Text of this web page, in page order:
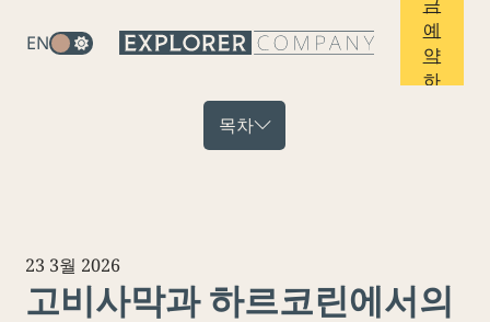
EN
예
약
하
목차
고비사막과 하르코린에서의
23 3월 2026